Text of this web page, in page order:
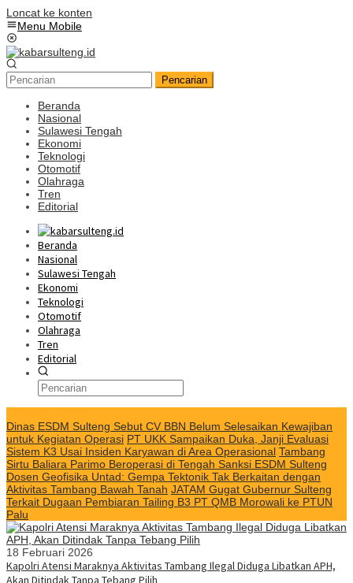
Loncat ke konten
Menu Mobile
Pencarian
Beranda
Nasional
Sulawesi Tengah
Ekonomi
Teknologi
Otomotif
Olahraga
Tren
Editorial
Beranda
Nasional
Sulawesi Tengah
Ekonomi
Teknologi
Otomotif
Olahraga
Tren
Editorial
Dinas ESDM Sulteng Sebut CV BBN Belum Selesaikan Kewajiban
untuk Kegiatan Operasi PT UKK Sampaikan Duka, Janji Evaluasi
Sistem K3 Usai Insiden Karyawan di Area Operasional Tambang
Sirtu Baliara Parimo Beroperasi di Tengah Sanksi ESDM Sulteng
Dosen Geofisika Untad: Gempa Tektonik Tak Berkaitan dengan
Aktivitas Tambang Bawah Tanah JATAM Gugat Gubernur Sulteng
Terkait Dugaan Pembiaran Tailing B3 PT QMB Morowali ke PTUN
Palu
18 Februari 2026
Kapolri Atensi Maraknya Aktivitas Tambang Ilegal Diduga Libatkan APH,
Akan Ditindak Tanpa Tebang Pilih